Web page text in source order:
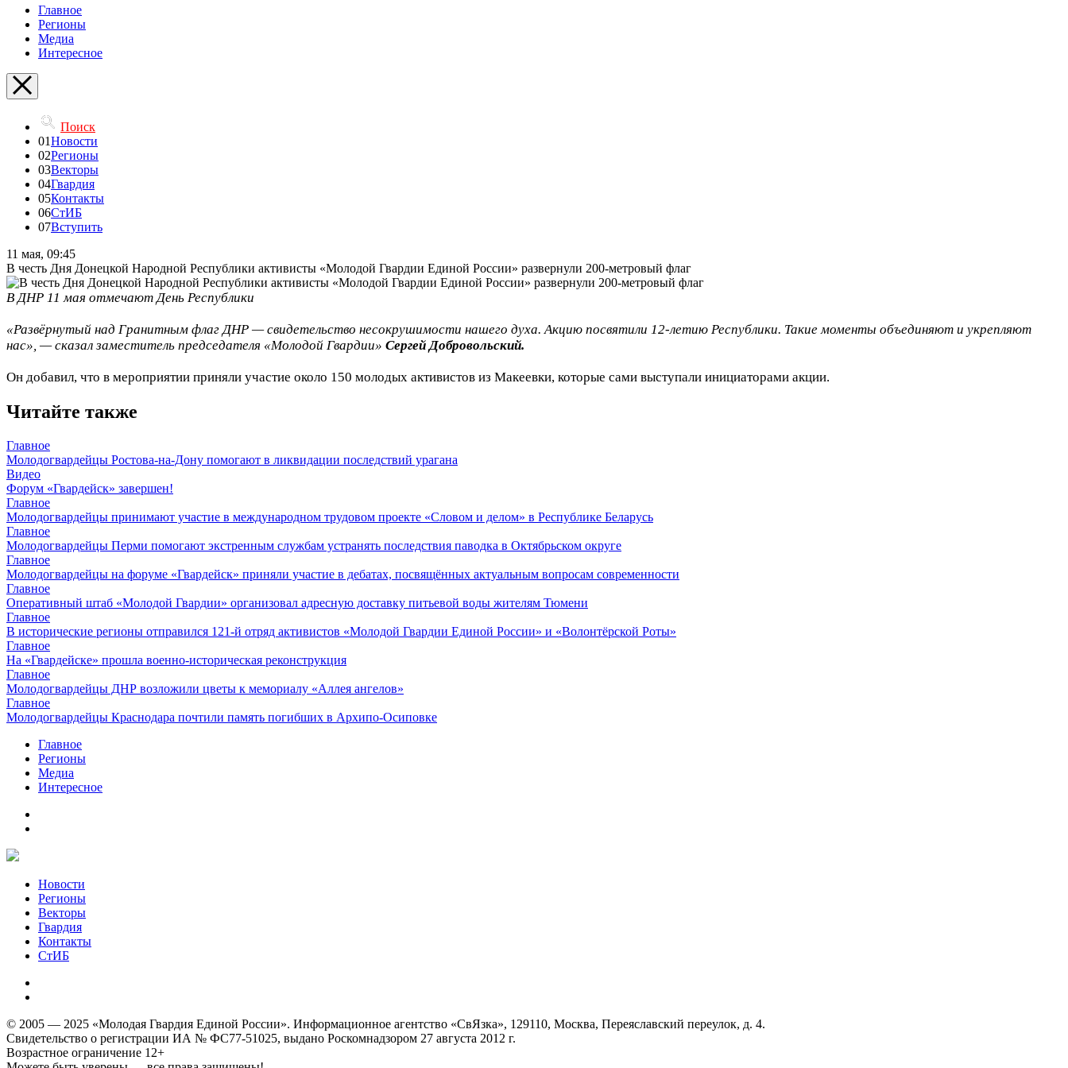
Главное
Регионы
Медиа
Интересное
Поиск
01Новости
02Регионы
03Векторы
04Гвардия
05Контакты
06СтИБ
07Вступить
11 мая, 09:45
В честь Дня Донецкой Народной Республики активисты «Молодой Гвардии Единой России» развернули 200-метровый флаг
В ДНР 11 мая отмечают День Республики
«Развёрнутый над Гранитным флаг ДНР — свидетельство несокрушимости нашего духа. Акцию посвятили 12-летию Республики. Такие моменты объединяют и укрепляют
нас», — сказал заместитель председателя «Молодой Гвардии» Сергей Добровольский.
Он добавил, что в мероприятии приняли участие около 150 молодых активистов из Макеевки, которые сами выступали инициаторами акции.
Читайте также
Главное
Молодогвардейцы Ростова-на-Дону помогают в ликвидации последствий урагана
Видео
Форум «Гвардейск» завершен!
Главное
Молодогвардейцы принимают участие в международном трудовом проекте «Словом и делом» в Республике Беларусь
Главное
Молодогвардейцы Перми помогают экстренным службам устранять последствия паводка в Октябрьском округе
Главное
Молодогвардейцы на форуме «Гвардейск» приняли участие в дебатах, посвящённых актуальным вопросам современности
Главное
Оперативный штаб «Молодой Гвардии» организовал адресную доставку питьевой воды жителям Тюмени
Главное
В исторические регионы отправился 121-й отряд активистов «Молодой Гвардии Единой России» и «Волонтёрской Роты»
Главное
На «Гвардейске» прошла военно-историческая реконструкция
Главное
Молодогвардейцы ДНР возложили цветы к мемориалу «Аллея ангелов»
Главное
Молодогвардейцы Краснодара почтили память погибших в Архипо-Осиповке
Главное
Регионы
Медиа
Интересное
Новости
Регионы
Векторы
Гвардия
Контакты
СтИБ
© 2005 — 2025 «Молодая Гвардия Единой России». Информационное агентство «СвЯзка», 129110, Москва, Переяславский переулок, д. 4.
Свидетельство о регистрации ИА № ФС77-51025, выдано Роскомнадзором 27 августа 2012 г.
Возрастное ограничение 12+